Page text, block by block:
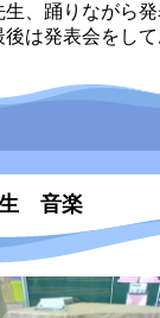
生、踊りながら
後は発表会をし
生 音楽